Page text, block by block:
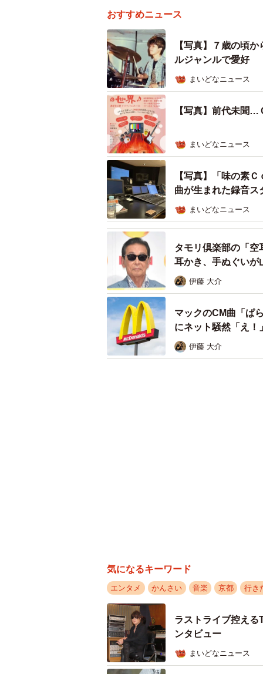
おすすめニュース
【写真】７歳の頃
ルジャンルで愛好
まいどなニュース
【写真】前代未聞…
まいどなニュース
【写真】「味の素
曲が生まれた録音ス
まいどなニュース
タモリ倶楽部の「
耳かき、手ぬぐいが
伊藤 大介
マックのCM曲「ぱ
にネット騒然「え！
伊藤 大介
気になるキーワード
エンタメ かんさい 音楽 京都 行き
ラストライブ控え
ンタビュー
まいどなニュース